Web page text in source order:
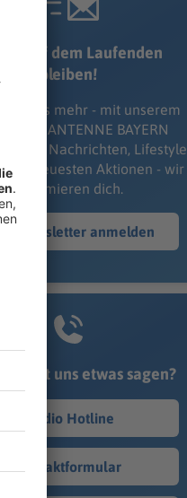
auf dem Laufenden
bleiben!
nichts mehr - mit unserem
ANTENNE BAYERN
Ob Nachrichten, Lifestyle
neuesten Aktionen - wir
informieren dich.
Newsletter anmelden
uns etwas sagen?
Studio Hotline
Kontaktformular